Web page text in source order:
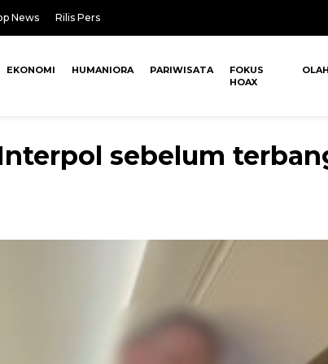
News Rilis Pers
EKONOMI HUMANIORA PARIWISATA
FOKUS
HOAX
sebelum